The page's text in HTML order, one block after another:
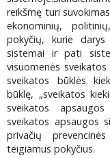
reikšmę turi
ekonominių,
pokyčių, kurie
sistemai ir pati
visuomenės
sveikatos būklės
būklę, „sveikatos
sveikatos
sveikatos apsaugos
privačių
teigiamus pokyčius.